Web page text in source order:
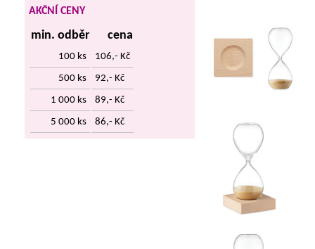
AKČNÍ CENY
min. odběr cena
100 ks 106,- Kč
500 ks 92,- Kč
1 000 ks 89,- Kč
5 000 ks 86,- Kč